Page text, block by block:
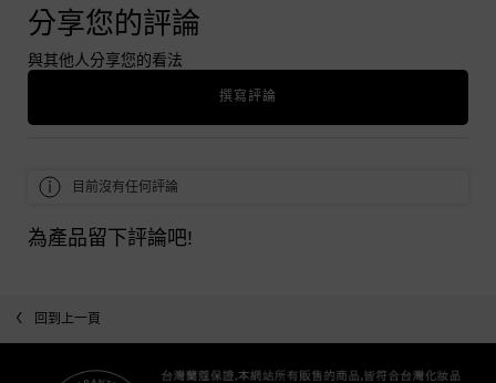
分享您的評論
與其他人分享您的看法
撰寫評論
目前沒有任何評論
為產品留下評論吧!
回到上一頁